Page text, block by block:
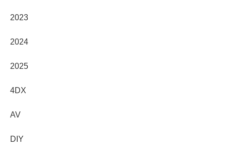
2023
2024
2025
4DX
AV
DIY